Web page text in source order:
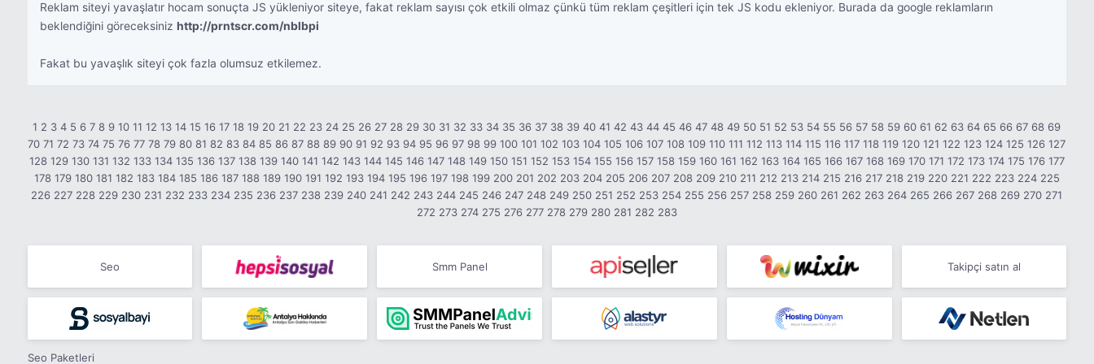
Reklam siteyi yavaşlatır hocam sonuçta JS yükleniyor siteye, fakat reklam sayısı çok etkili olmaz çünkü tüm reklam çeşitleri için tek JS kodu ekleniyor. Burada da google reklamların
beklendiğini göreceksiniz http://prntscr.com/nblbpi
Fakat bu yavaşlık siteyi çok fazla olumsuz etkilemez.
1 2 3 4 5 6 7 8 9 10 11 12 13 14 15 16 17 18 19 20 21 22 23 24 25 26 27 28 29 30 31 32 33 34 35 36 37 38 39 40 41 42 43 44 45 46 47 48 49 50 51 52 53 54 55 56 57 58 59 60 61 62 63 64 65 66 67 68 69
70 71 72 73 74 75 76 77 78 79 80 81 82 83 84 85 86 87 88 89 90 91 92 93 94 95 96 97 98 99 100 101 102 103 104 105 106 107 108 109 110 111 112 113 114 115 116 117 118 119 120 121 122 123 124 125 126 127
128 129 130 131 132 133 134 135 136 137 138 139 140 141 142 143 144 145 146 147 148 149 150 151 152 153 154 155 156 157 158 159 160 161 162 163 164 165 166 167 168 169 170 171 172 173 174 175 176 177
178 179 180 181 182 183 184 185 186 187 188 189 190 191 192 193 194 195 196 197 198 199 200 201 202 203 204 205 206 207 208 209 210 211 212 213 214 215 216 217 218 219 220 221 222 223 224 225
226 227 228 229 230 231 232 233 234 235 236 237 238 239 240 241 242 243 244 245 246 247 248 249 250 251 252 253 254 255 256 257 258 259 260 261 262 263 264 265 266 267 268 269 270 271
272 273 274 275 276 277 278 279 280 281 282 283
Seo Smm Panel Takipçi satın al
Seo Paketleri